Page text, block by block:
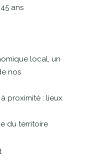
ans
local, un
nos
proximité : lieux
du territoire